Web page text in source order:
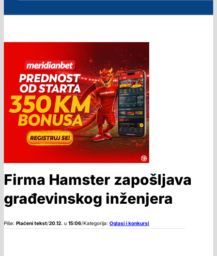
Firma Hamster zapošljava
građevinskog inženjera
Piše: Plaćeni tekst/20.12. u 15:06/Kategorija: Oglasi i konkursi